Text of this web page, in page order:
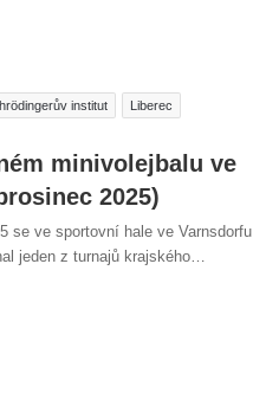
institut Liberec
minivolejbalu ve
2025)
se ve sportovní hale ve Varnsdorfu
jeden z turnajů krajského…